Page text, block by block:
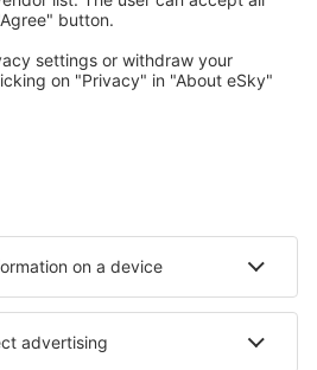
de către utilizatorii eSky
populare
Hoteluri în Buzsák
în Igal